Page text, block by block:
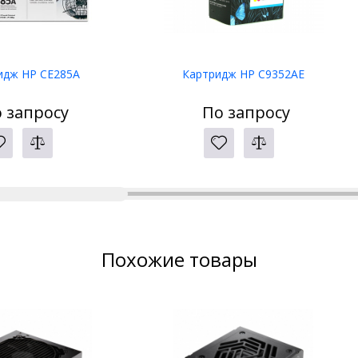
HP CE285A Картридж HP C9352AE
По запросу
Похожие товары